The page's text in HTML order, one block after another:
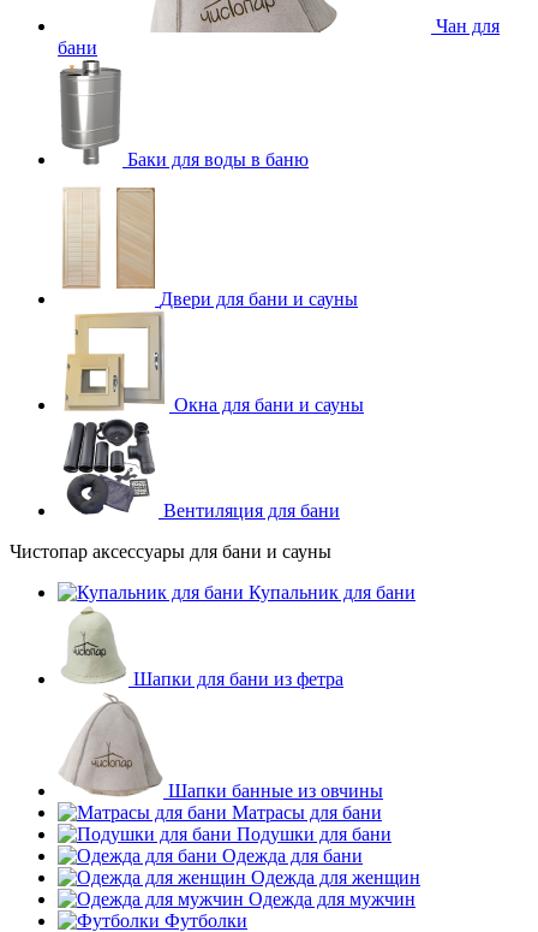
Чан для
бани
Баки для воды в баню
Двери для бани и сауны
Окна для бани и сауны
Вентиляция для бани
Чистопар аксессуары для бани и сауны
Купальник для бани
Шапки для бани из фетра
Шапки банные из овчины
Матрасы для бани
Подушки для бани
Одежда для бани
Одежда для женщин
Одежда для мужчин
Футболки